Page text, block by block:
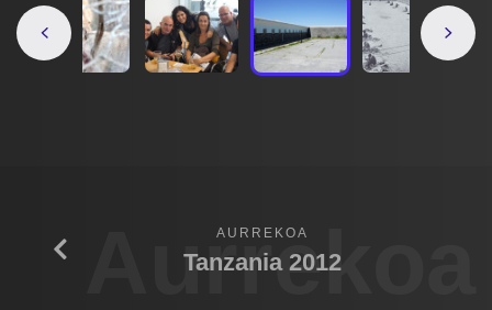
Aurrekoa
AURREKOA
Tanzania 2012